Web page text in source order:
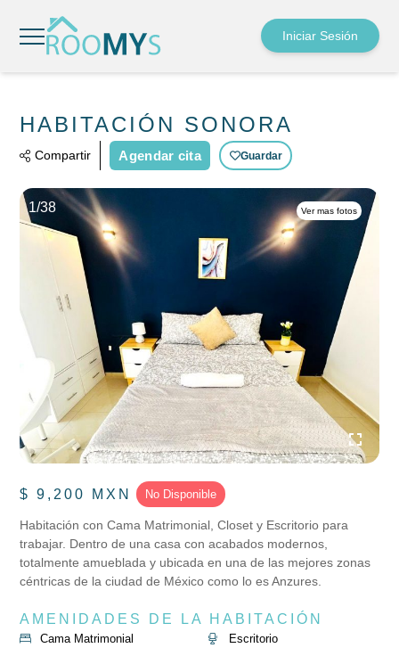
Iniciar Sesión
HABITACIÓN SONORA
Compartir Agendar cita Guardar
1/38
$ 9,200 MXN No Disponible
Habitación con Cama Matrimonial, Closet y Escritorio para
trabajar. Dentro de una casa con acabados modernos,
totalmente amueblada y ubicada en una de las mejores zonas
céntricas de la ciudad de México como lo es Anzures.
AMENIDADES DE LA HABITACIÓN
Cama Matrimonial
Escritorio